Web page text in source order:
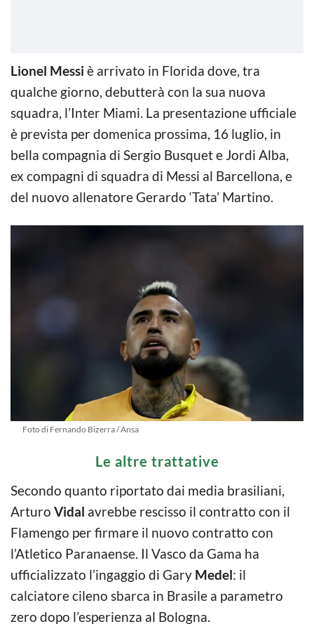
Lionel Messi è arrivato in Florida dove, tra
qualche giorno, debutterà con la sua nuova
squadra, l’Inter Miami. La presentazione ufficiale
è prevista per domenica prossima, 16 luglio, in
bella compagnia di Sergio Busquet e Jordi Alba,
ex compagni di squadra di Messi al Barcellona, e
del nuovo allenatore Gerardo ‘Tata’ Martino.
Foto di Fernando Bizerra / Ansa
Le altre trattative
Secondo quanto riportato dai media brasiliani,
Arturo Vidal avrebbe rescisso il contratto con il
Flamengo per firmare il nuovo contratto con
l’Atletico Paranaense. Il Vasco da Gama ha
ufficializzato l’ingaggio di Gary Medel: il
calciatore cileno sbarca in Brasile a parametro
zero dopo l’esperienza al Bologna.